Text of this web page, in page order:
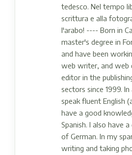
tedesco. Nel tempo
scrittura e alla
l'arabo! ---- Born in
master's degree in
and have been
web writer, and web
editor in the
sectors since 1999.
speak fluent English
have a good
Spanish. I also have
of German. In my
writing and taking